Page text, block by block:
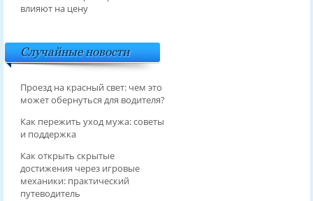
влияют на цену
Случайные новости
Проезд на красный свет: чем это
может обернуться для водителя?
Как пережить уход мужа: советы
и поддержка
Как открыть скрытые
достижения через игровые
механики: практический
путеводитель